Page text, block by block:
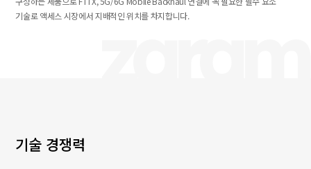
기술로 액세스 시장에서 지배적인 위치를 차지합니다.
zaram
기술 경쟁력